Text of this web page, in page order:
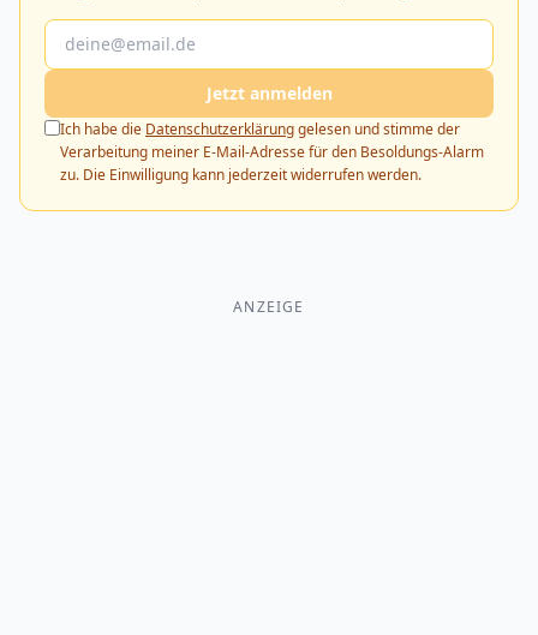
Jetzt anmelden
Ich habe die Datenschutzerklärunggelesen und stimme der
Verarbeitung meiner E-Mail-Adresse für den Besoldungs-Alarm
zu. Die Einwilligung kann jederzeit widerrufen werden.
ANZEIGE